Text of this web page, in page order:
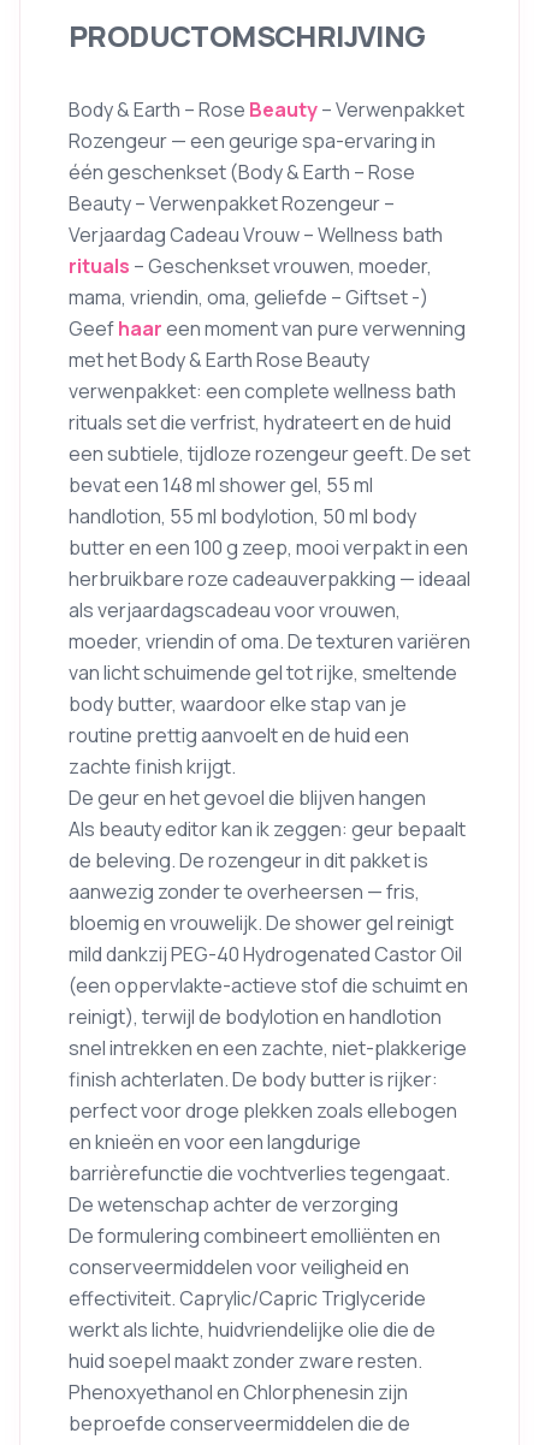
PRODUCTOMSCHRIJVING
Body & Earth – Rose Beauty– Verwenpakket
Rozengeur — een geurige spa-ervaring in
één geschenkset (Body & Earth – Rose
Beauty – Verwenpakket Rozengeur –
Verjaardag Cadeau Vrouw – Wellness bath
rituals – Geschenkset vrouwen, moeder,
mama, vriendin, oma, geliefde – Giftset -)
Geefhaareen moment van pure verwenning
met het Body & Earth Rose Beauty
verwenpakket: een complete wellness bath
rituals set die verfrist, hydrateert en de huid
een subtiele, tijdloze rozengeur geeft. De set
bevat een 148 ml shower gel, 55 ml
handlotion, 55 ml bodylotion, 50 ml body
butter en een 100 g zeep, mooi verpakt in een
herbruikbare roze cadeauverpakking — ideaal
als verjaardagscadeau voor vrouwen,
moeder, vriendin of oma. De texturen variëren
van licht schuimende gel tot rijke, smeltende
body butter, waardoor elke stap van je
routine prettig aanvoelt en de huid een
zachte finish krijgt.
De geur en het gevoel die blijven hangen
Als beauty editor kan ik zeggen: geur bepaalt
de beleving. De rozengeur in dit pakket is
aanwezig zonder te overheersen — fris,
bloemig en vrouwelijk. De shower gel reinigt
mild dankzij PEG-40 Hydrogenated Castor Oil
(een oppervlakte-actieve stof die schuimt en
reinigt), terwijl de bodylotion en handlotion
snel intrekken en een zachte, niet-plakkerige
finish achterlaten. De body butter is rijker:
perfect voor droge plekken zoals ellebogen
en knieën en voor een langdurige
barrièrefunctie die vochtverlies tegengaat.
De wetenschap achter de verzorging
De formulering combineert emolliënten en
conserveermiddelen voor veiligheid en
effectiviteit. Caprylic/Capric Triglyceride
werkt als lichte, huidvriendelijke olie die de
huid soepel maakt zonder zware resten.
Phenoxyethanol en Chlorphenesin zijn
beproefde conserveermiddelen die de